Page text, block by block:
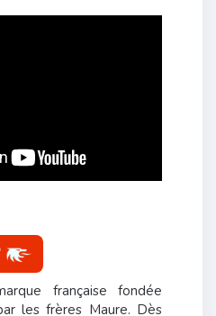
française fondée
les frères Maure. Dès